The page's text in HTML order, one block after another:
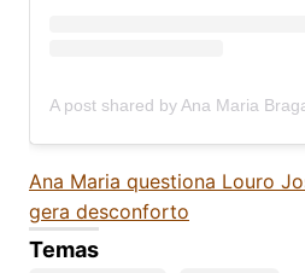
Ana Maria questiona Louro
gera desconforto
Temas